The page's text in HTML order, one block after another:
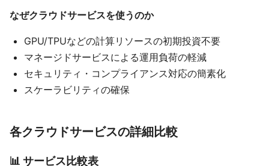
なぜクラウドサービスを使うのか
GPU/TPUなどの計算リソースの初期投資不要
マネージドサービスによる運用負荷の軽減
セキュリティ・コンプライアンス対応の簡素化
スケーラビリティの確保
各クラウドサービスの詳細比較
📊 サービス比較表